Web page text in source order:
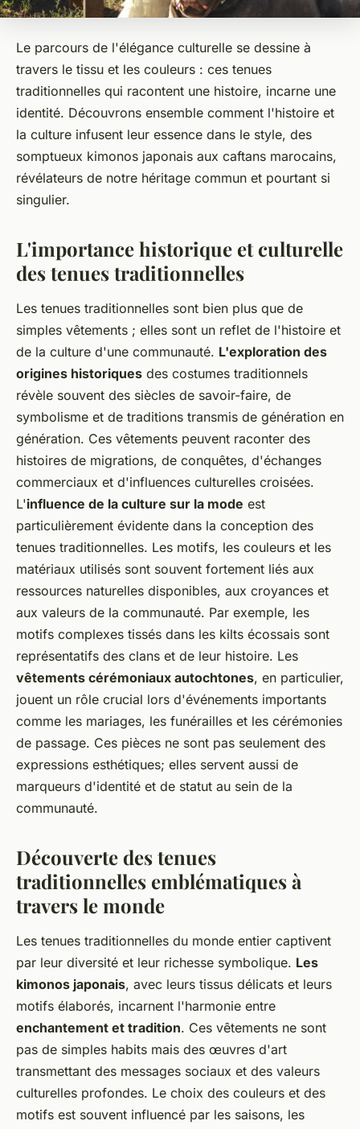
Le parcours de l'élégance culturelle se dessine à
travers le tissu et les couleurs : ces tenues
traditionnelles qui racontent une histoire, incarne une
identité. Découvrons ensemble comment l'histoire et
la culture infusent leur essence dans le style, des
somptueux kimonos japonais aux caftans marocains,
révélateurs de notre héritage commun et pourtant si
singulier.
L'importance historique et culturelle
des tenues traditionnelles
Les tenues traditionnelles sont bien plus que de
simples vêtements ; elles sont un reflet de l'histoire et
de la culture d'une communauté. L'exploration des
origines historiques des costumes traditionnels
révèle souvent des siècles de savoir-faire, de
symbolisme et de traditions transmis de génération en
génération. Ces vêtements peuvent raconter des
histoires de migrations, de conquêtes, d'échanges
commerciaux et d'influences culturelles croisées.
L'influence de la culture sur la mode est
particulièrement évidente dans la conception des
tenues traditionnelles. Les motifs, les couleurs et les
matériaux utilisés sont souvent fortement liés aux
ressources naturelles disponibles, aux croyances et
aux valeurs de la communauté. Par exemple, les
motifs complexes tissés dans les kilts écossais sont
représentatifs des clans et de leur histoire. Les
vêtements cérémoniaux autochtones, en particulier,
jouent un rôle crucial lors d'événements importants
comme les mariages, les funérailles et les cérémonies
de passage. Ces pièces ne sont pas seulement des
expressions esthétiques; elles servent aussi de
marqueurs d'identité et de statut au sein de la
communauté.
Découverte des tenues
traditionnelles emblématiques à
travers le monde
Les tenues traditionnelles du monde entier captivent
par leur diversité et leur richesse symbolique. Les
kimonos japonais, avec leurs tissus délicats et leurs
motifs élaborés, incarnent l'harmonie entre
enchantement et tradition. Ces vêtements ne sont
pas de simples habits mais des œuvres d'art
transmettant des messages sociaux et des valeurs
culturelles profondes. Le choix des couleurs et des
motifs est souvent influencé par les saisons, les